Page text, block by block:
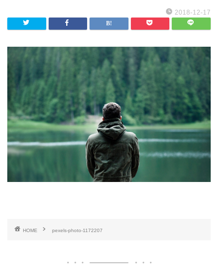
2018-12-17
HOME pexels-photo-1172207